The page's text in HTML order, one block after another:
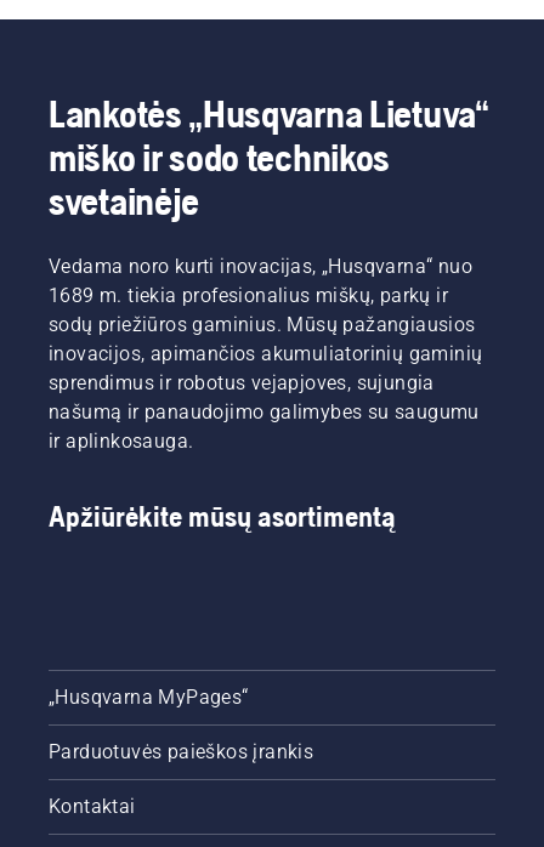
patarimus,
laiku
sėkmingai
Prieš
darbus,
pirmiausia
peržiūrėkite
pagrindinius
mūsų
patarimus,
kurių
turėtumėte
laikytis
sezoną,
kad veja
Lankotės „Husqvarna Lietuva“
miško ir sodo technikos
svetainėje
Vedama noro kurti inovacijas, „Husqvarna“ nuo
1689 m. tiekia profesionalius miškų, parkų ir
sodų priežiūros gaminius. Mūsų pažangiausios
inovacijos, apimančios akumuliatorinių gaminių
sprendimus ir robotus vejapjoves, sujungia
našumą ir panaudojimo galimybes su saugumu
ir aplinkosauga.
Apžiūrėkite mūsų asortimentą
„Husqvarna MyPages“
Parduotuvės paieškos įrankis
Kontaktai